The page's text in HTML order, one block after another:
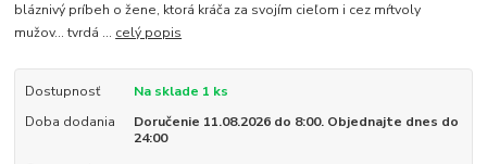
bláznivý príbeh o žene, ktorá kráča za svojím cieľom i cez mŕtvoly
mužov... tvrdá ... celý popis
Dostupnosť
Na sklade 1 ks
Doba dodania
Doručenie 11.08.2026 do 8:00. Objednajte dnes do
24:00